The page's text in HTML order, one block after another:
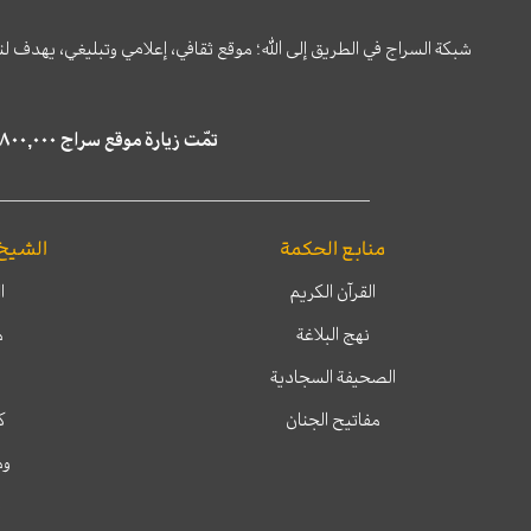
شبكة السراج في الطريق إلى الله؛ موقع ثقافي، إعلامي وتبليغي،
تمّت زيارة موقع سراج ٤,٨٠٠,٠٠٠ مرة خلال الستة أشهر الماضية، كما ظهر في نتائج البحث في محركات البحث٢٢,٢٩٠,٠٠٠ مرّة.
منابع الحكمة
القرآن الكريم
نهج البلاغة
الصحيفة السجادية
مفاتيح الجنان